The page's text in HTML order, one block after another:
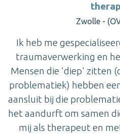
Zwolle -
Ik heb me
traumaverwerking en
Mensen die 'diep' zitten
problematiek) hebben
aansluit bij die
het aandurft om samen
mij als therapeut en